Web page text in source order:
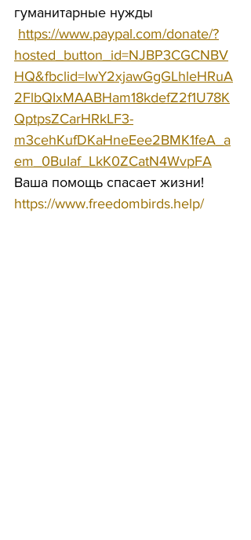
гуманитарные нужды
https://www.paypal.com/donate/?
hosted_button_id=NJBP3CGCNBV
HQ&fbclid=IwY2xjawGgGLhleHRuA
2FlbQIxMAABHam18kdefZ2f1U78K
QptpsZCarHRkLF3-
m3cehKufDKaHneEee2BMK1feA_a
em_0BuIaf_LkK0ZCatN4WvpFA
Ваша помощь спасает жизни!
https://www.freedombirds.help/